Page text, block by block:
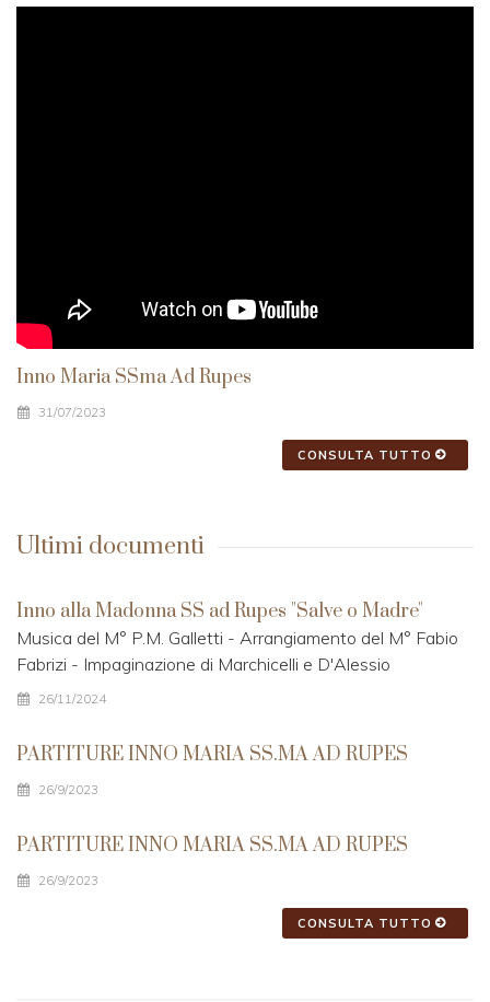
Inno Maria SSma Ad Rupes
31/07/2023
CONSULTA TUTTO
Ultimi documenti
Inno alla Madonna SS ad Rupes "Salve o Madre"
Musica del M° P.M. Galletti - Arrangiamento del M° Fabio
Fabrizi - Impaginazione di Marchicelli e D'Alessio
26/11/2024
PARTITURE INNO MARIA SS.MA AD RUPES
26/9/2023
PARTITURE INNO MARIA SS.MA AD RUPES
26/9/2023
CONSULTA TUTTO